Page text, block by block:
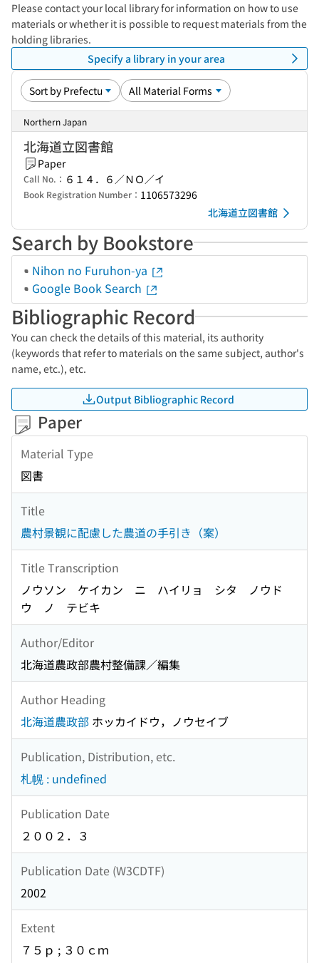
Please contact your local library for information on how to use
materials or whether it is possible to request materials from the
holding libraries.
Specify a library in your area
Northern Japan
北海道立図書館
Paper
Call No.： ６１４．６／ＮＯ／イ
Book Registration Number： 1106573296
北海道立図書館
Search by Bookstore
Nihon no Furuhon-ya
Google Book Search
Bibliographic Record
You can check the details of this material, its authority
(keywords that refer to materials on the same subject, author's
name, etc.), etc.
Output Bibliographic Record
Paper
Material Type
図書
Title
農村景観に配慮した農道の手引き（案）
Title Transcription
ノウソン ケイカン ニ ハイリョ シタ ノウド
ウ ノ テビキ
Author/Editor
北海道農政部農村整備課／編集
Author Heading
北海道農政部 ホッカイドウ，ノウセイブ
Publication, Distribution, etc.
札幌 : undefined
Publication Date
２００２．３
Publication Date (W3CDTF)
2002
Extent
７５ｐ ; ３０ｃｍ